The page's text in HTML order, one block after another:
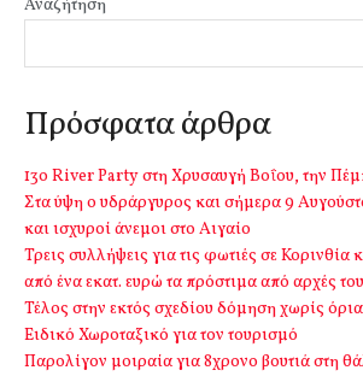
Αναζήτηση
Πρόσφατα άρθρα
13o River Party στη Χρυσαυγή Βοΐου, την
Στα ύψη ο υδράργυρος και σήμερα 9
και ισχυροί άνεμοι στο Αιγαίο
Τρεις συλλήψεις για τις φωτιές σε
από ένα εκατ. ευρώ τα πρόστιμα από αρχές
Τέλος στην εκτός σχεδίου δόμηση χωρίς
Ειδικό Χωροταξικό για τον τουρισμό
Παρολίγον μοιραία για 8χρονο βουτιά στη